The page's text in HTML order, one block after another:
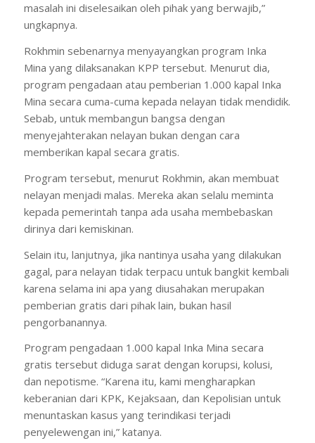
masalah ini diselesaikan oleh pihak yang berwajib,”
ungkapnya.
Rokhmin sebenarnya menyayangkan program Inka
Mina yang dilaksanakan KPP tersebut. Menurut dia,
program pengadaan atau pemberian 1.000 kapal Inka
Mina secara cuma-cuma kepada nelayan tidak mendidik.
Sebab, untuk membangun bangsa dengan
menyejahterakan nelayan bukan dengan cara
memberikan kapal secara gratis.
Program tersebut, menurut Rokhmin, akan membuat
nelayan menjadi malas. Mereka akan selalu meminta
kepada pemerintah tanpa ada usaha membebaskan
dirinya dari kemiskinan.
Selain itu, lanjutnya, jika nantinya usaha yang dilakukan
gagal, para nelayan tidak terpacu untuk bangkit kembali
karena selama ini apa yang diusahakan merupakan
pemberian gratis dari pihak lain, bukan hasil
pengorbanannya.
Program pengadaan 1.000 kapal Inka Mina secara
gratis tersebut diduga sarat dengan korupsi, kolusi,
dan nepotisme. “Karena itu, kami mengharapkan
keberanian dari KPK, Kejaksaan, dan Kepolisian untuk
menuntaskan kasus yang terindikasi terjadi
penyelewengan ini,” katanya.